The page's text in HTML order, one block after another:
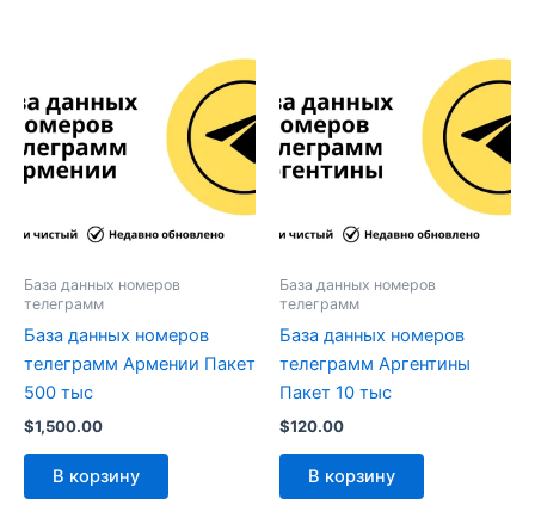
База данных номеров
телеграмм
База данных номеров
телеграмм Армении Пакет
500 тыс
$1,500.00
В корзину
База данных номеров
телеграмм
База данных номеров
телеграмм Аргентины
Пакет 10 тыс
$120.00
В корзину